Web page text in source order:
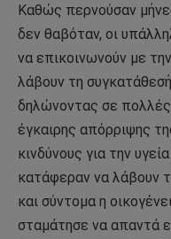
Καθώς περνούσαν
δεν θαβόταν, οι
να επικοινωνούν με
λάβουν τη
δηλώνοντας σε
έγκαιρης απόρριψης
κινδύνους για την
κατάφεραν να λάβουν
και σύντομα η
σταμάτησε να απαντά